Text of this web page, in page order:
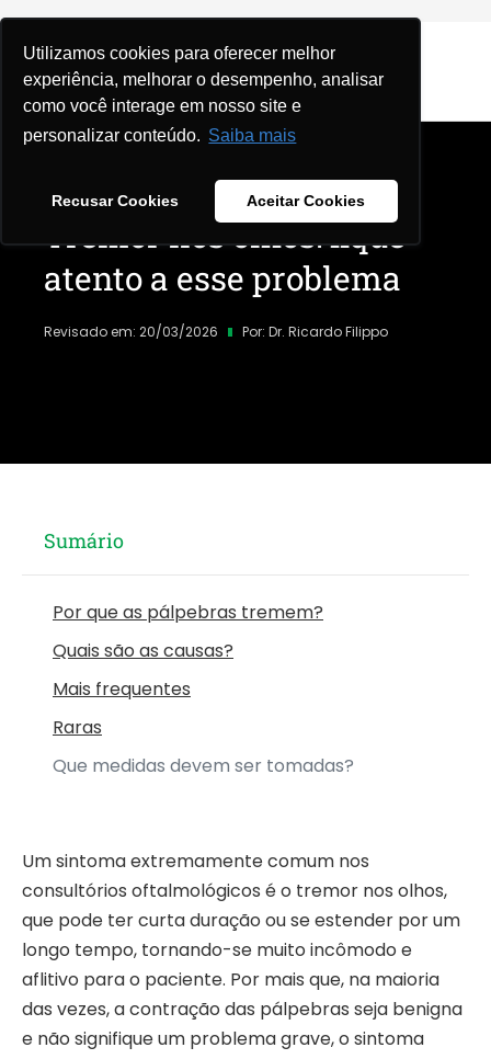
Utilizamos cookies para oferecer melhor
experiência, melhorar o desempenho, analisar
como você interage em nosso site e
personalizar conteúdo. Saiba mais
Recusar Cookies Aceitar Cookies
Tremor nos olhos: fique
atento a esse problema
Revisado em: 20/03/2026 Por: Dr. Ricardo Filippo
Sumário
Por que as pálpebras tremem?
Quais são as causas?
Mais frequentes
Raras
Que medidas devem ser tomadas?
Um sintoma extremamente comum nos
consultórios oftalmológicos é o tremor nos olhos,
que pode ter curta duração ou se estender por um
longo tempo, tornando-se muito incômodo e
aflitivo para o paciente. Por mais que, na maioria
das vezes, a contração das pálpebras seja benigna
e não signifique um problema grave, o sintoma